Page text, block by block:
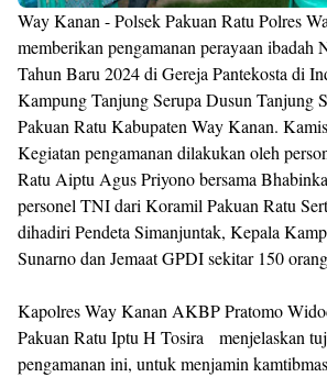
Way Kanan - Polsek Pakuan Ratu Polres
memberikan pengamanan perayaan ibadah
Tahun Baru 2024 di Gereja Pantekosta di
Kampung Tanjung Serupa Dusun Tanjung
Pakuan Ratu Kabupaten Way Kanan.
Kegiatan pengamanan dilakukan oleh
Ratu Aiptu Agus Priyono bersama
personel TNI dari Koramil Pakuan Ratu
dihadiri Pendeta Simanjuntak, Kepala
Sunarno dan Jemaat GPDI sekitar 150
Kapolres Way Kanan AKBP Pratomo
Pakuan Ratu Iptu H Tosira menjelaskan
pengamanan ini, untuk menjamin